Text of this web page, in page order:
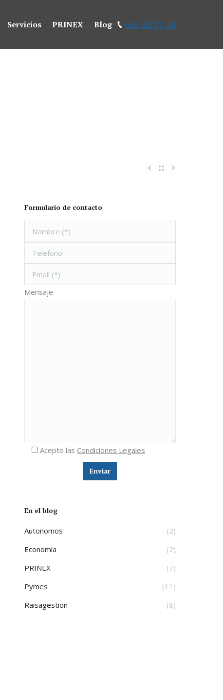
Servicios PRINEX Blog 655 42 77 44
Formulario de contacto
Mensaje
Acepto las Condiciones Legales
En el blog
Autonomos
(2)
Economía
(2)
PRINEX
(7)
Pymes
(11)
Raisagestion
(8)